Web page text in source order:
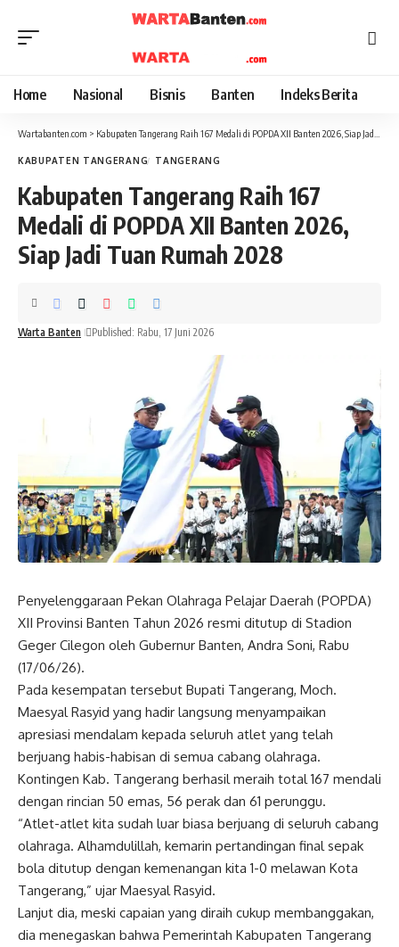
Home Nasional Bisnis Banten Indeks Berita
Wartabanten.com > Kabupaten Tangerang Raih 167 Medali di POPDA XII Banten 2026, Siap Jadi Tuan Rumah 2028
KABUPATEN TANGERANG TANGERANG
Kabupaten Tangerang Raih 167
Medali di POPDA XII Banten 2026,
Siap Jadi Tuan Rumah 2028
Warta Banten Published: Rabu, 17 Juni 2026
Penyelenggaraan Pekan Olahraga Pelajar Daerah (POPDA)
XII Provinsi Banten Tahun 2026 resmi ditutup di Stadion
Geger Cilegon oleh Gubernur Banten, Andra Soni, Rabu
(17/06/26).
Pada kesempatan tersebut Bupati Tangerang, Moch.
Maesyal Rasyid yang hadir langsung menyampaikan
apresiasi mendalam kepada seluruh atlet yang telah
berjuang habis-habisan di semua cabang olahraga.
Kontingen Kab. Tangerang berhasil meraih total 167 mendali
dengan rincian 50 emas, 56 perak dan 61 perunggu.
“Atlet-atlet kita sudah luar biasa berjuang di seluruh cabang
olahraga. Alhamdulillah, kemarin pertandingan final sepak
bola ditutup dengan kemenangan kita 1-0 melawan Kota
Tangerang,” ujar Maesyal Rasyid.
Lanjut dia, meski capaian yang diraih cukup membanggakan,
dia menegaskan bahwa Pemerintah Kabupaten Tangerang